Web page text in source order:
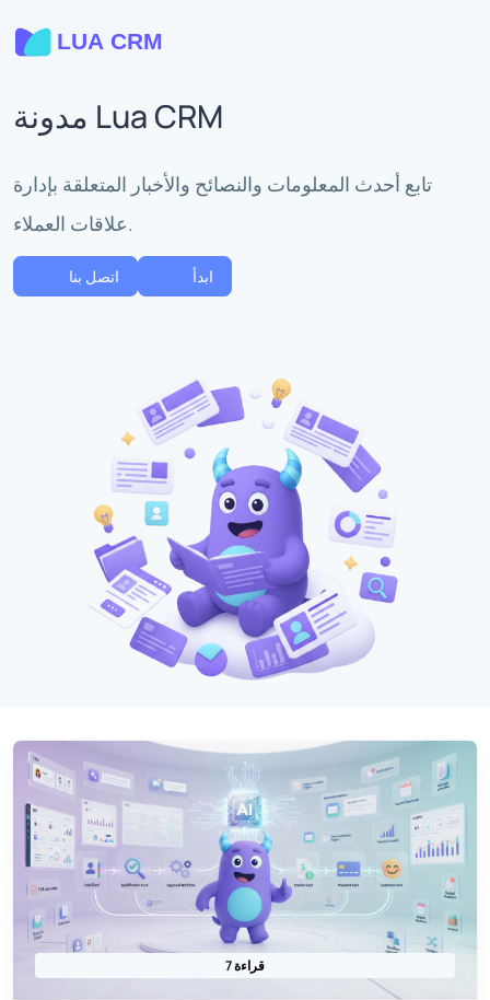
مدونة Lua CRM
تابع أحدث المعلومات والنصائح والأخبار المتعلقة بإدارة
علاقات العملاء.
اتصل بنا ابدأ
7 قراءة